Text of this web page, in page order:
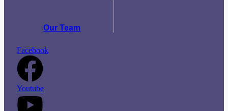
Our Team
Facebook
Youtube